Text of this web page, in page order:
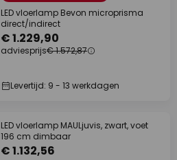
LED vloerlamp Bevon microprisma
direct/indirect
€ 1.229,90
adviesprijs€ 1.572,87
Levertijd: 9 - 13 werkdagen
LED vloerlamp MAULjuvis, zwart, voet
196 cm dimbaar
€ 1.132,56